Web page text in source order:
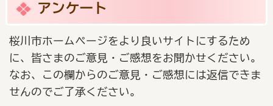
アンケート
桜川市ホームページをより良いサイトにするため
に、皆さまのご意見・ご感想をお聞かせください。
なお、この欄からのご意見・ご感想には返信できま
せんのでご了承ください。